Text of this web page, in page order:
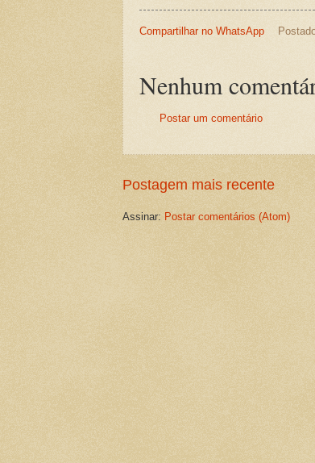
Compartilhar no WhatsApp
Nenhum
Postar um comentário
Postagem mais recente
Assinar: Postar comentários (Atom)